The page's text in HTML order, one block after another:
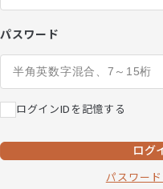
パスワード
ログインIDを記憶する
ログ
パスワー